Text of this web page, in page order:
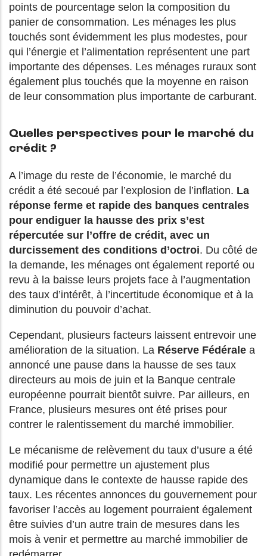
points de pourcentage selon la composition du
panier de consommation. Les ménages les plus
touchés sont évidemment les plus modestes, pour
qui l’énergie et l’alimentation représentent une part
importante des dépenses. Les ménages ruraux sont
également plus touchés que la moyenne en raison
de leur consommation plus importante de carburant.
Quelles perspectives pour le marché du
crédit ?
A l’image du reste de l’économie, le marché du
crédit a été secoué par l’explosion de l’inflation. La
réponse ferme et rapide des banques centrales
pour endiguer la hausse des prix s’est
répercutée sur l’offre de crédit, avec un
durcissement des conditions d’octroi. Du côté de
la demande, les ménages ont également reporté ou
revu à la baisse leurs projets face à l’augmentation
des taux d’intérêt, à l’incertitude économique et à la
diminution du pouvoir d’achat.
Cependant, plusieurs facteurs laissent entrevoir une
amélioration de la situation. La Réserve Fédérale a
annoncé une pause dans la hausse de ses taux
directeurs au mois de juin et la Banque centrale
européenne pourrait bientôt suivre. Par ailleurs, en
France, plusieurs mesures ont été prises pour
contrer le ralentissement du marché immobilier.
Le mécanisme de relèvement du taux d’usure a été
modifié pour permettre un ajustement plus
dynamique dans le contexte de hausse rapide des
taux. Les récentes annonces du gouvernement pour
favoriser l’accès au logement pourraient également
être suivies d’un autre train de mesures dans les
mois à venir et permettre au marché immobilier de